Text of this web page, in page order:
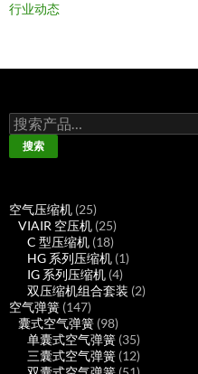
行业动态
搜
索：
搜索
空气压缩机 2525
个
产
品
VIAIR 空压机 2525
个
产
品
C 型压缩机 1818
个
产
品
HG 系列压缩机 11
产
IG 系列压缩机 44
个
双压缩机组合套装 22
空气弹簧 147147
个
产
品
囊式空气弹簧 9898
个
产
单囊式空气弹簧 3535
个
三囊式空气弹簧 1212